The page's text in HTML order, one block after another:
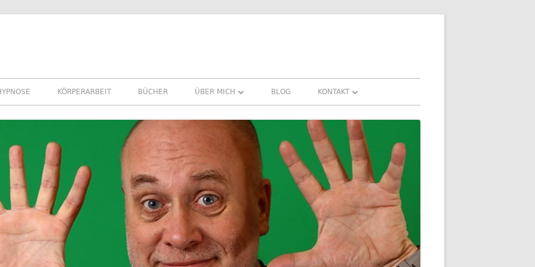
KÖRPERARBEIT BÜCHER ÜBER MICH
REFERENZEN ERFAHRUNGEN UND
NEWSLETTER
BLOG KONTAKT
DOWNLOADS
FAQ
DATENSCHUTZ
IMPRESSUM